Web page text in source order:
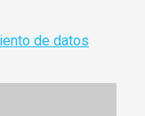
de datos